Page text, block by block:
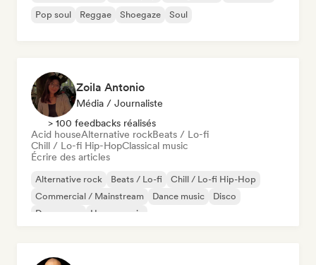
Pop soul
Reggae Shoegaze Soul
Zoila Antonio
Média / Journaliste
> 100 feedbacks réalisés
Acid houseAlternative rockBeats / Lo-fi
Chill / Lo-fi Hip-HopClassical music
Écrire des articles
Alternative rock Beats / Lo-fi
Chill / Lo-fi Hip-Hop
Commercial / Mainstream
Dance music
Disco
Dream pop
House music